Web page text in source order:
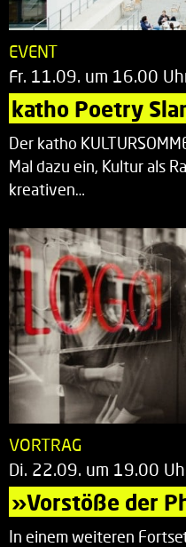
EVENT
Fr. 11.09. um 16.00
katho Poetry
Der katho
Mal dazu ein, Kultur als
kreativen…
VORTRAG
Di. 22.09. um 19.00
»Vorstöße der
In einem weiteren